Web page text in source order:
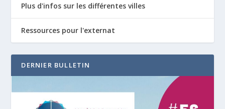
Plus d'infos sur les différentes villes
Ressources pour l'externat
DERNIER BULLETIN